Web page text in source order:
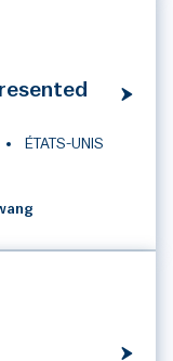
ÉTATS-UNIS